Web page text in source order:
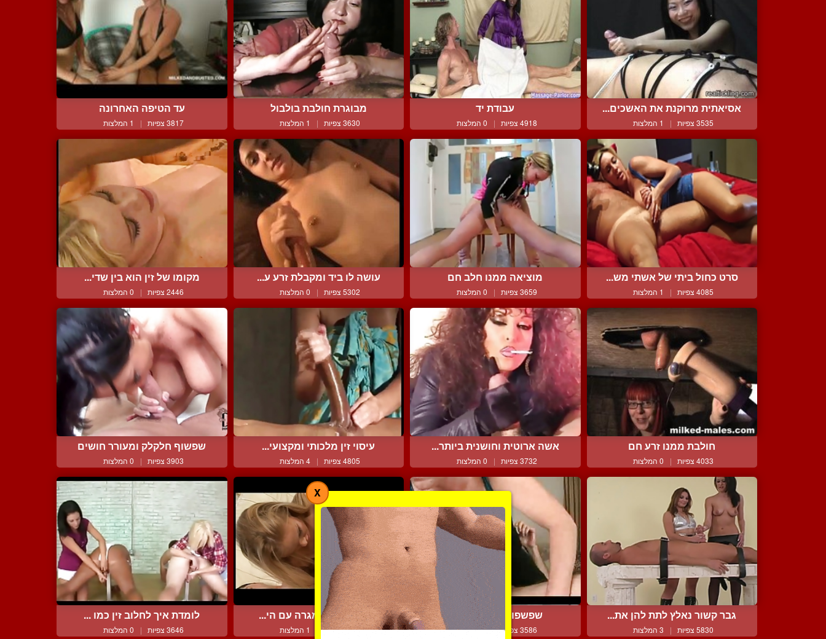
אסיאתית מרוקנת את האשכים...
3535 צפיות | 1 המלצות
עבודת יד
4918 צפיות | 0 המלצות
מבוגרת חולבת בולבול
3630 צפיות | 1 המלצות
עד הטיפה האחרונה
3817 צפיות | 1 המלצות
סרט כחול ביתי של אשתי מש...
4085 צפיות | 1 המלצות
מוציאה ממנו חלב חם
3659 צפיות | 0 המלצות
עושה לו ביד ומקבלת זרע ע...
5302 צפיות | 0 המלצות
מקומו של זין הוא בין שדי...
2446 צפיות | 0 המלצות
חולבת ממנו זרע חם
4033 צפיות | 0 המלצות
אשה ארוטית וחושנית ביותר...
3732 צפיות | 0 המלצות
עיסוי זין מלכותי ומקצועי...
4805 צפיות | 4 המלצות
שפשוף חלקלק ומעורר חושים
3903 צפיות | 0 המלצות
גבר קשור נאלץ לתת להן את...
5830 צפיות | 3 המלצות
שפשפוף איכותי ונעים
3586 צפיות | 1 המלצות
פינוק איכותי ומגרה עם הי...
3858 צפיות | 1 המלצות
לומדת איך לחלוב זין כמו ...
3646 צפיות | 0 המלצות
X